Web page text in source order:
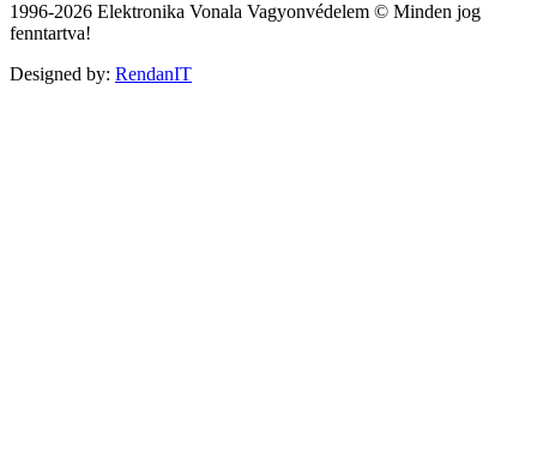
1996-2026 Elektronika Vonala Vagyonvédelem © Minden jog
fenntartva!
Designed by: RendanIT